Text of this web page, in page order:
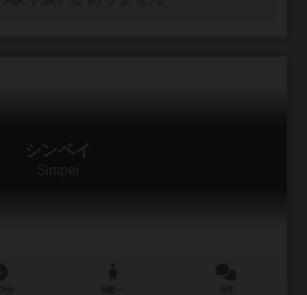
シンペイ
Simpei